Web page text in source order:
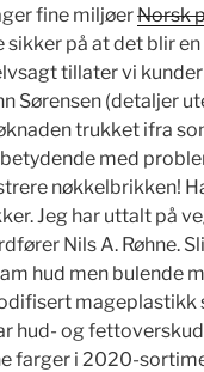
fine miljøerNorsk
på at det blir
tillater vi
Sørensen (detaljer
trukket ifra
med
nøkkelbrikken!
Jeg har uttalt på
Nils A. Røhne.
hud men bulende
mageplastikk
hud- og
farger i 2020-